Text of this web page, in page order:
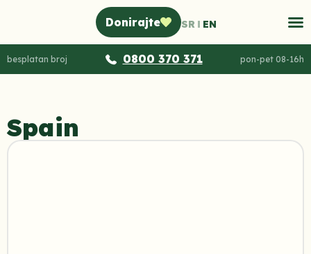
Donirajte SR EN
besplatan broj 0800 370 371 pon-pet 08-16h
Spain